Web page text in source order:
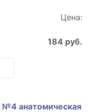
Цена:
184 руб.
анатомическая